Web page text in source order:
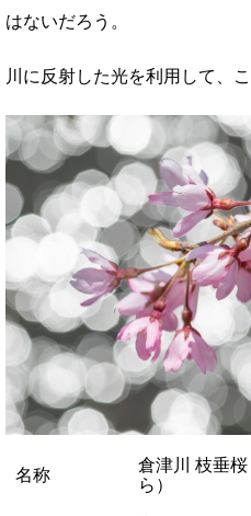
はないだろう。
川に反射した光を利用して、
名称
倉津川 枝垂桜
ら）